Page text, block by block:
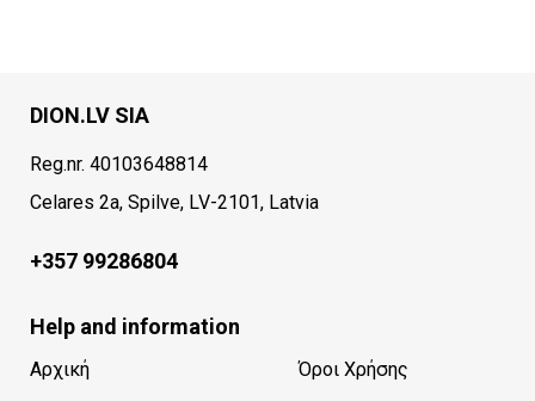
DION.LV SIA
Reg.nr. 40103648814
Celares 2a, Spilve, LV-2101, Latvia
+357 99286804
Help and information
Αρχική
Όροι Χρήσης